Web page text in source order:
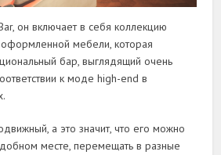
он включает в себя коллекцию
оформленной мебели, которая
бар, выглядящий очень
к моде high-end в
а это значит, что его можно
месте, перемещать в разные